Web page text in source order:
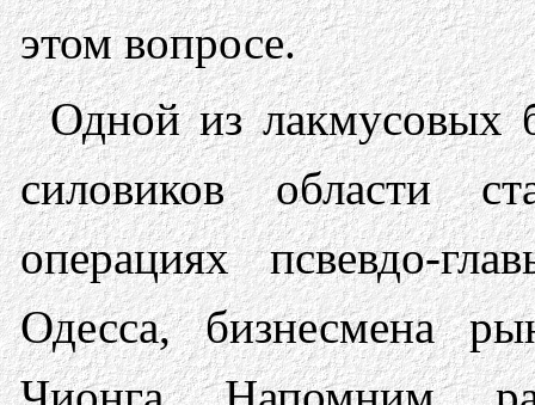
этом вопросе.
Одной из лакмусовых
силовиков области
операциях псвевдо-
Одесса, бизнесмена